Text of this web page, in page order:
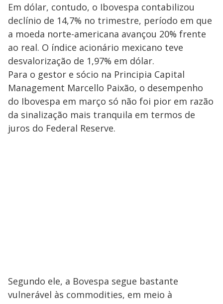
Em dólar, contudo, o Ibovespa contabilizou
declínio de 14,7% no trimestre, período em que
a moeda norte-americana avançou 20% frente
ao real. O índice acionário mexicano teve
desvalorização de 1,97% em dólar.
Para o gestor e sócio na Principia Capital
Management Marcello Paixão, o desempenho
do Ibovespa em março só não foi pior em razão
da sinalização mais tranquila em termos de
juros do Federal Reserve.
Segundo ele, a Bovespa segue bastante
vulnerável às commodities, em meio à